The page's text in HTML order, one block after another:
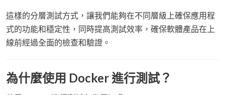
這樣的分層測試方式，讓我們能夠在不同層級上確保應用程
式的功能和穩定性，同時提高測試效率，確保軟體產品在上
線前經過全面的檢查和驗證。
為什麼使用 Docker 進行測試？